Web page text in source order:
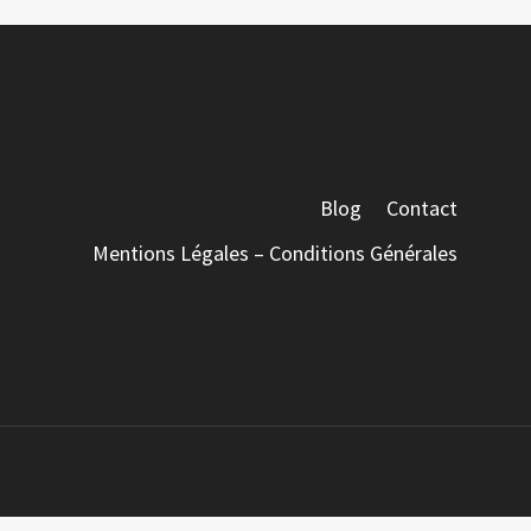
Blog
Contact
Mentions Légales – Conditions Générales